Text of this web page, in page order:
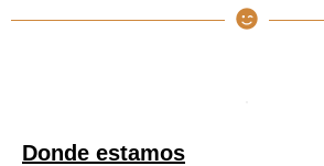
Donde estamos